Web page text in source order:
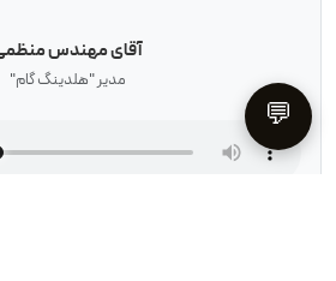
آقای مهندس
مدیر "هلدینگ گام"
💬